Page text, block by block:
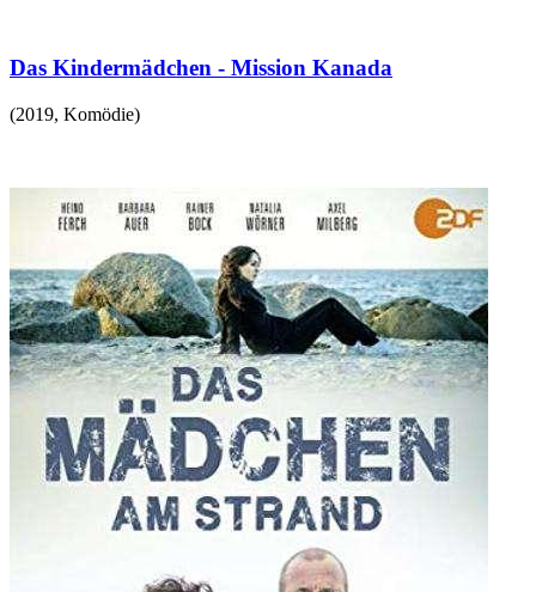
Das Kindermädchen - Mission Kanada
(2019, Komödie)